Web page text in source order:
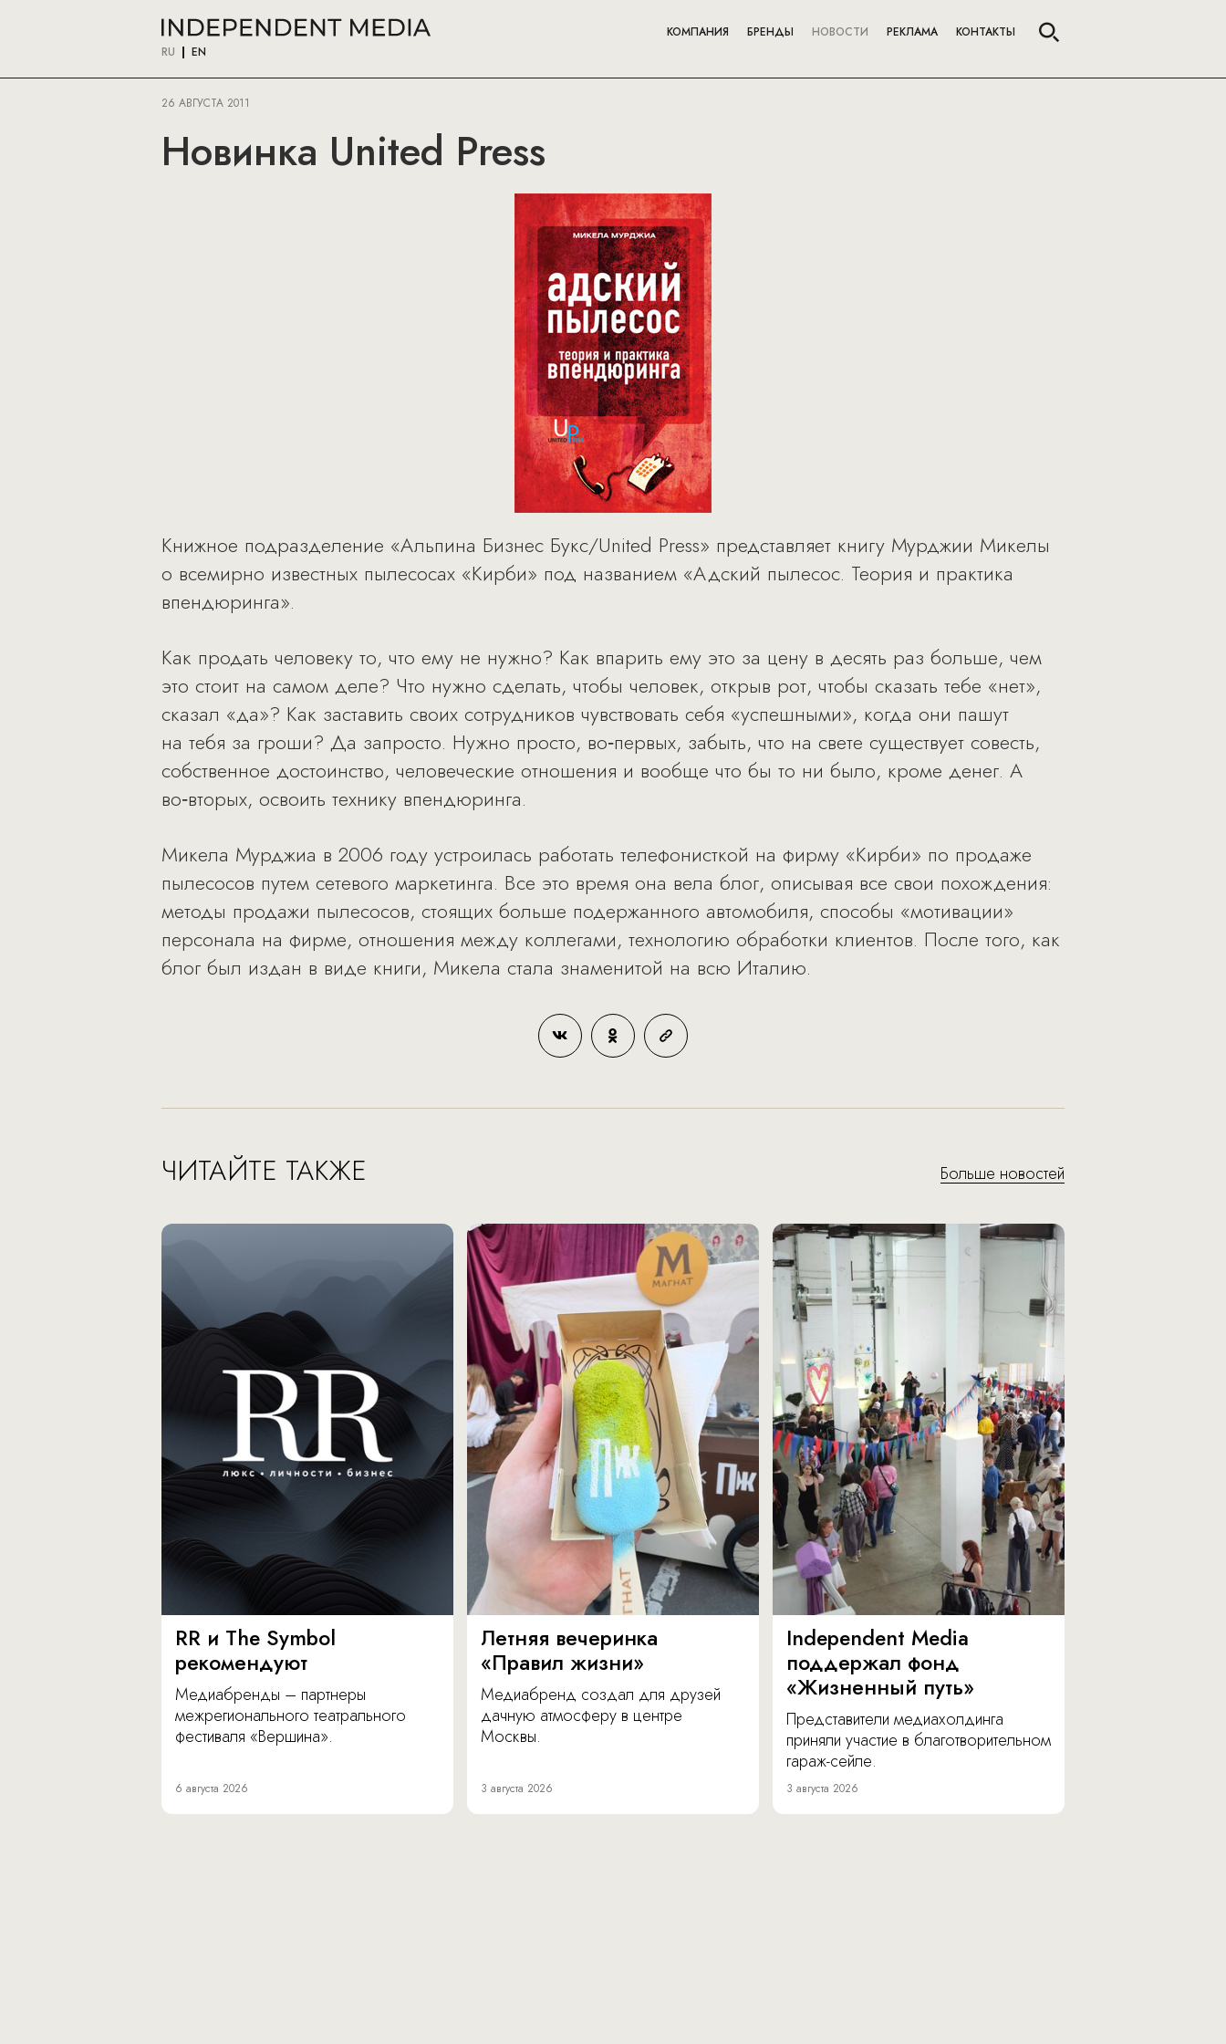
RU EN
КОМПАНИЯ БРЕНДЫ НОВОСТИ РЕКЛАМА КОНТАКТЫ
26 АВГУСТА 2011
Новинка United Press
Книжное подразделение «Альпина Бизнес Букс/United Press» представляет книгу Мурджии Микелы
о всемирно известных пылесосах «Кирби» под названием «Адский пылесос. Теория и практика
впендюринга».
Как продать человеку то, что ему не нужно? Как впарить ему это за цену в десять раз больше, чем
это стоит на самом деле? Что нужно сделать, чтобы человек, открыв рот, чтобы сказать тебе «нет»,
сказал «да»? Как заставить своих сотрудников чувствовать себя «успешными», когда они пашут
на тебя за гроши? Да запросто. Нужно просто, во‑первых, забыть, что на свете существует совесть,
собственное достоинство, человеческие отношения и вообще что бы то ни было, кроме денег. А
во‑вторых, освоить технику впендюринга.
Микела Мурджиа в 2006 году устроилась работать телефонисткой на фирму «Кирби» по продаже
пылесосов путем сетевого маркетинга. Все это время она вела блог, описывая все свои похождения:
методы продажи пылесосов, стоящих больше подержанного автомобиля, способы «мотивации»
персонала на фирме, отношения между коллегами, технологию обработки клиентов. После того, как
блог был издан в виде книги, Микела стала знаменитой на всю Италию.
ЧИТАЙТЕ ТАКЖЕ Больше новостей
RR и The Symbol
рекомендуют
Медиабренды – партнеры
межрегионального театрального
фестиваля «Вершина».
6 августа 2026
Летняя вечеринка
«Правил жизни»
Медиабренд создал для друзей
дачную атмосферу в центре
Москвы.
3 августа 2026
Independent Media
поддержал фонд
«Жизненный путь»
Представители медиахолдинга
приняли участие в благотворительном
гараж-сейле.
3 августа 2026